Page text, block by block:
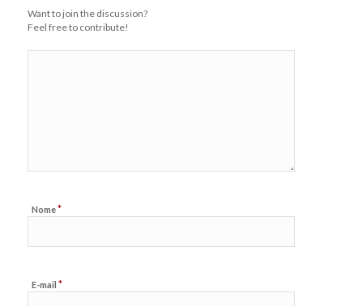
Want to join the discussion?
Feel free to contribute!
Nome*
E-mail *